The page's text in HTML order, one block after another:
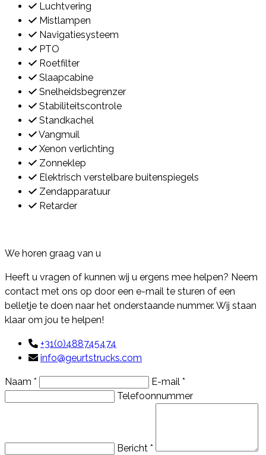
Luchtvering
Mistlampen
Navigatiesysteem
PTO
Roetfilter
Slaapcabine
Snelheidsbegrenzer
Stabiliteitscontrole
Standkachel
Vangmuil
Xenon verlichting
Zonneklep
Elektrisch verstelbare buitenspiegels
Zendapparatuur
Retarder
We horen graag van u
Heeft u vragen of kunnen wij u ergens mee helpen? Neem
contact met ons op door een e-mail te sturen of een
belletje te doen naar het onderstaande nummer. Wij staan
klaar om jou te helpen!
+31(0)488745474
info@geurtstrucks.com
Naam *
E-mail *
Telefoonnummer
Bericht *